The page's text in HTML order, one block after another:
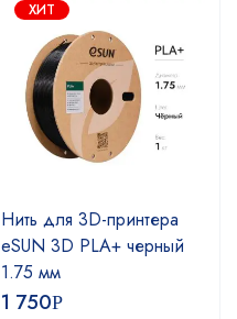
ХИТ
Нить для 3D-принтера
eSUN 3D PLA+ черный
1.75 мм
1 750Р